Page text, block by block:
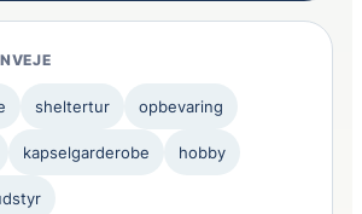
sheltertur opbevaring
kapselgarderobe hobby